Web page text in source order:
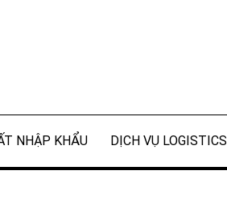
NHẬP KHẨU DỊCH VỤ LOGISTICS